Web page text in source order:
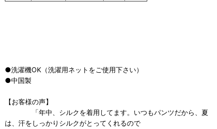
●洗濯機OK（洗濯用ネットをご使用下さい）
●中国製
【お客様の声】
「年中、シルクを着用してます。いつもパンツだから、夏
は、汗をしっかりシルクがとってくれるので